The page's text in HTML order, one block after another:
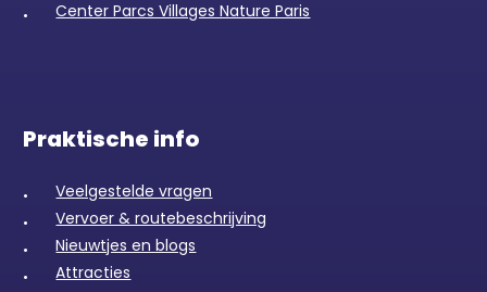
Center Parcs Villages Nature Paris
Praktische info
Veelgestelde vragen
Vervoer & routebeschrijving
Nieuwtjes en blogs
Attracties